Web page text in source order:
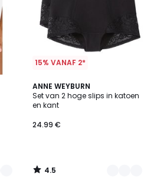
15% VANAF 2*
ANNE WEYBURN
Set van 2 hoge slips in katoen
en kant
24.99 €
4.5
/ 5
2
Kleuren
4.5
/